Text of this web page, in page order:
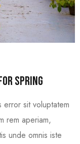
Spring
sit voluptatem
rem aperiam,
unde omnis iste